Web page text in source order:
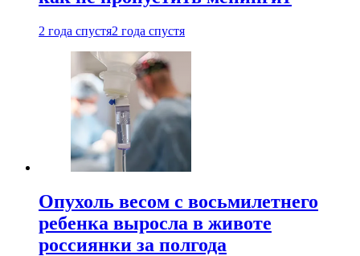
2 года спустя2 года спустя
Опухоль весом с восьмилетнего
ребенка выросла в животе
россиянки за полгода